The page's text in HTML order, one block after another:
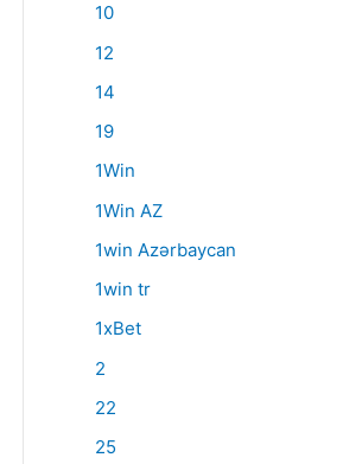
10
12
14
19
1Win
1Win AZ
1win Azərbaycan
1win tr
1xBet
2
22
25